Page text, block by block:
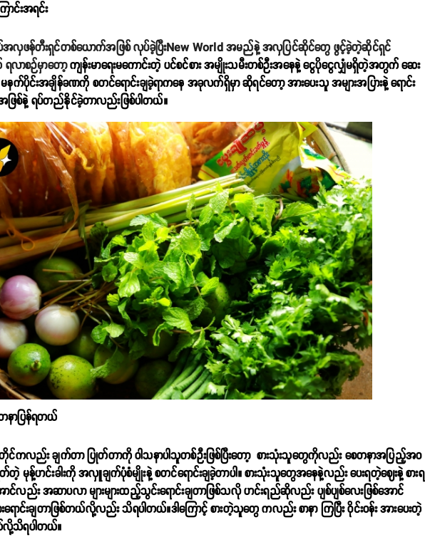
ာင်းအရင်း
လှဖန်တီးရှင်တစ်ယောက်အဖြစ် လုပ်ခဲ့ပြီးNew World အမည်နဲ့ အလှပြင်ဆိုင်တွေ ဖွင့်ခဲ့တဲ့ဆိုင်ရှင်
ာစဉ်မှာတော့ကျန်းမာရေးမကောင်းတဲ့ ပင်စင်စား အမျိုးသမီးတစ်ဉီးအနေနဲ့ ငွေပိုငွေလျှံမရှိတဲ့အတွက် ဆေး
မနက်ပိုင်းအချိန်ခဏကို စတင်ရောင်းချခဲ့ရာကနေ အခုလက်ရှိမှာ ဆိုရင်တော့ အားပေးသူ အများအပြားနဲ့ ရောင်း
ဖြစ်နဲ့ ရပ်တည်နိုင်ခဲ့တာလည်းဖြစ်ပါတယ်။
နာပြန်ရတယ်
င်ကလည်း ချက်တာ ပြုတ်တာကို ဝါသနာပါသူတစ်ဉီးဖြစ်ပြီးတော့ စားသုံးသူတွေကိုလည်း စေတနာအပြည့်အဝ
မုန့်ဟင်းခါးကို အလှူချက်ပုံစံမျိုးနဲ့ စတင်ရောင်းချခဲ့တာပါ။ စားသုံးသူတွေအနေနဲ့လည်း ပေးရတဲ့ဈေးနဲ့ စားရ
း အဆာပလာ များများထည့်သွင်းရောင်းချတာဖြစ်သလို ဟင်းရည်ဆိုလည်း ပျစ်ပျစ်လေးဖြစ်အောင်
ရောင်းချတာဖြစ်တယ်လို့လည်း သိရပါတယ်။ဒါကြောင့် စားတဲ့သူတွေ ကလည်း စာနာ ကြပြီး ၀ိုင်း၀န်း အားပေးတဲ့
သိရပါတယ်။